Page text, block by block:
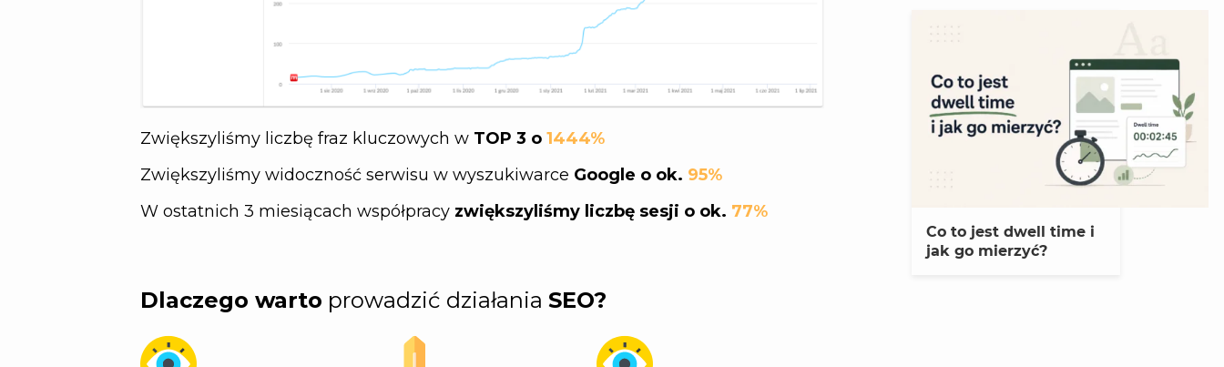
Co to jest dwell time i
jak go mierzyć?